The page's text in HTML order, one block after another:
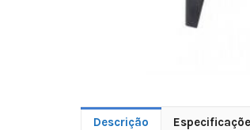
Descrição